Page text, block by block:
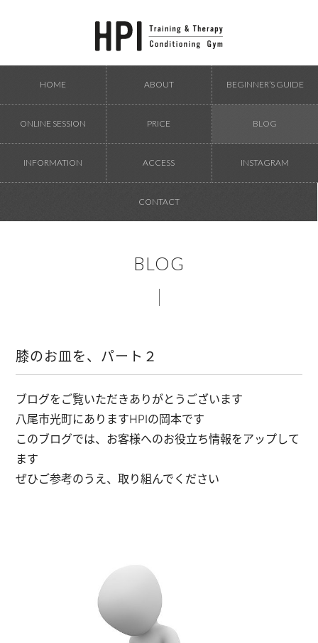
HOME ABOUT BEGINNER’S GUIDE
ONLINE SESSION PRICE BLOG
INFORMATION ACCESS INSTAGRAM
CONTACT
BLOG
膝のお皿を、パート２
ブログをご覧いただきありがとうございます
八尾市光町にありますHPIの岡本です
このブログでは、お客様へのお役立ち情報をアップして
ます
ぜひご参考のうえ、取り組んでください